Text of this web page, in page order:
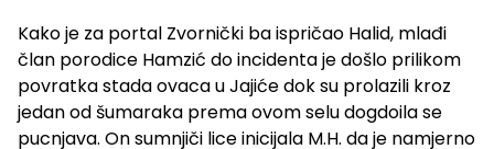
Kako je za portal Zvornički ba ispričao Halid, mlađi
član porodice Hamzić do incidenta je došlo prilikom
povratka stada ovaca u Jajiće dok su prolazili kroz
jedan od šumaraka prema ovom selu dogdoila se
pucnjava. On sumnjiči lice inicijala M.H. da je namjerno